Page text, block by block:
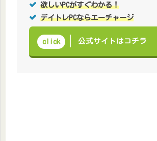
欲しいPCがすぐわかる！
デイトレPCならエーチャージ
click 公式サイトはコチラ